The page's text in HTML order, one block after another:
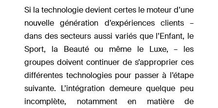
Si la technologie devient certes le moteur d’une
nouvelle génération d’expériences clients –
dans des secteurs aussi variés que l’Enfant, le
Sport, la Beauté ou même le Luxe, – les
groupes doivent continuer de s’approprier ces
différentes technologies pour passer à l’étape
suivante. L’intégration demeure quelque peu
incomplète, notamment en matière de